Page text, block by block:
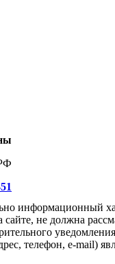
информационный
не должна
телефон, e-mail)